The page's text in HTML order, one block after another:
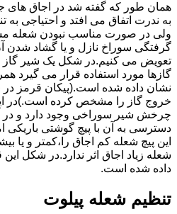
همان طور که گفته شد در اجاق های
به ندرت اتفاق می افتد و احتیاجی
ولی در صورت مناسب نبودن شعله
گرفتگی سوراخ نازل و یا گشاد شدن
تعویض می کنیم.در شکل یک شیر گاز
گازها مورد استفاده قرار می گیرد
نشان داده شده است.(پیکان قرمز
خروج گاز را مشخص کرده است.)در
چرخش شیر سوراخی وجود دارد و در
دسترسی به آن با پیچ گوشتی باریکی
این پیچ شعله کم اجاق را،کمتر و یا
شعله زیاد اجاق اثر ندارد.در شکل
داده شده است.
تنظیم شعله پیلوت